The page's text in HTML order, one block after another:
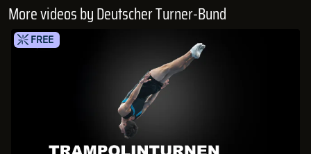
More videos by Deutscher Turner-Bund
FREE